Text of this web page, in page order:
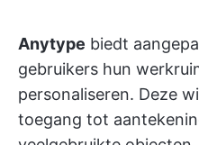
Anytype biedt
gebruikers hun
personaliseren. Deze
toegang tot